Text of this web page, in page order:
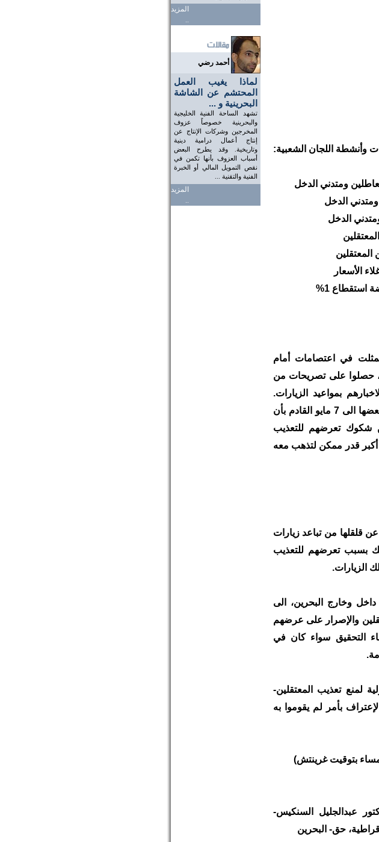
المزيد
..
أحمد رضي
لماذا يغيب العمل
المحتشم عن الشاشة
البحرينية و ...
تشهد الساحة الفنية الخليجية
والبحرينية خصوصاً عزوف
المخرجين وشركات الإنتاج عن
إنتاج أعمال درامية دينية
وتاريخية. وقد يطرح البعض
أسباب العزوف بأنها تكمن في
نقص التمويل المالي أو الخبرة
الفنية والتقنية ...
المزيد
..
وأنشطة اللجان الشعبية:
في اعتصامات أمام
حصلوا على تصريحات من
بمواعيد الزيارات.
واتضح من خلال توقيت الزيارات التي يصل بعضها الى 7 مايو القادم بأن
شكوك تعرضهم للتعذيب
أكبر قدر ممكن لتذهب معه
قلقلها من تباعد زيارات
بسبب تعرضهم للتعذيب
الزيارات.
وخارج البحرين، الى
والإصرار على عرضهم
التحقيق سواء كان في
لمنع تعذيب المعتقلين-
بأمر لم يقوموا به
عبدالجليل السنكيس-
حق- البحرين